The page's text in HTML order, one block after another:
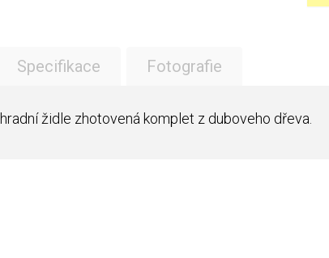
Specifikace Fotografie
židle zhotovená komplet z duboveho dřeva.